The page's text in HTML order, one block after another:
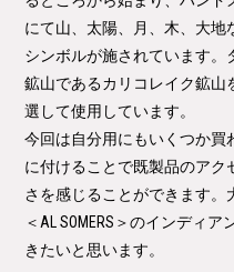
にて山、太陽、月、木、大地
シンボルが施されています
鉱山であるカリコレイク鉱山
選して使用しています。
今回は自分用にもいくつか買
に付けることで既製品のアク
さを感じることができます。
＜AL SOMERS＞のインディア
きたいと思います。